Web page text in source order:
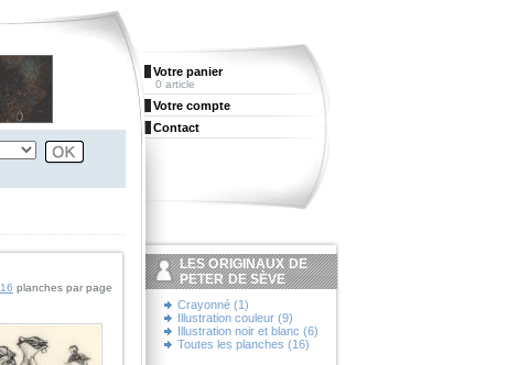
16 planches par page
Votre panier
0 article
Votre compte
Contact
LES ORIGINAUX DE
PETER DE SÈVE
Crayonné (1)
Illustration couleur (9)
Illustration noir et blanc (6)
Toutes les planches (16)